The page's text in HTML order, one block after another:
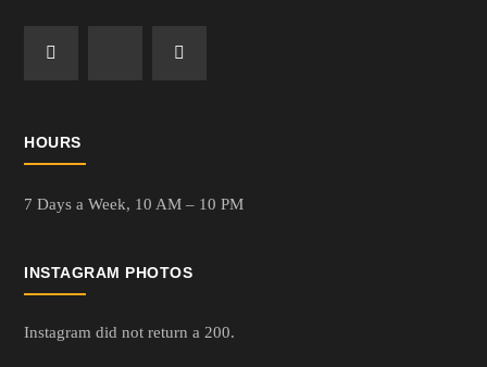
HOURS
7 Days a Week, 10 AM – 10 PM
INSTAGRAM PHOTOS
Instagram did not return a 200.